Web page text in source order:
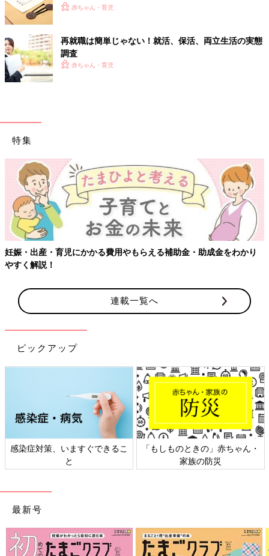
赤ちゃん・育児
再就職は簡単じゃない！就活、保活、両立生活の実態
調査
赤ちゃん・育児
特集
妊娠・出産・育児にかかる費用やもらえる補助金・助成金をわかり
やすく解説！
連載一覧へ
ピックアップ
感染症対策、いますぐできるこ
と
「もしものときの」赤ちゃん・
家族の防災
最新号